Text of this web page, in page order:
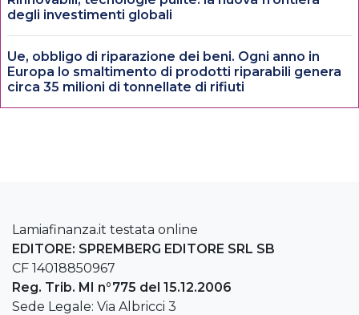
degli investimenti globali
Ue, obbligo di riparazione dei beni. Ogni anno in
Europa lo smaltimento di prodotti riparabili genera
circa 35 milioni di tonnellate di rifiuti
Lamiafinanza.it testata online
EDITORE: SPREMBERG EDITORE SRL SB
CF 14018850967
Reg. Trib. MI n°775 del 15.12.2006
Sede Legale: Via Albricci 3